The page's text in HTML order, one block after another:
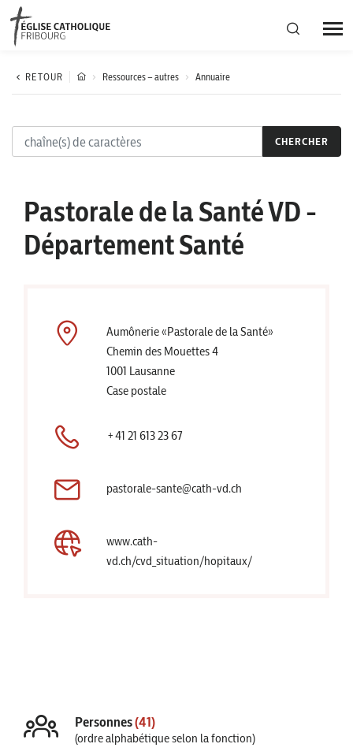
Région diocésaine
Actualités
RETOUR Ressources – autres Annuaire
CHERCHER
Pastorale de la Santé VD -
Département Santé
Aumônerie «Pastorale de la Santé»
Chemin des Mouettes 4
1001 Lausanne
Case postale
+41 21 613 23 67
pastorale-sante@cath-vd.ch
www.cath-
vd.ch/cvd_situation/hopitaux/
Personnes(41)
(ordre alphabétique selon la fonction)